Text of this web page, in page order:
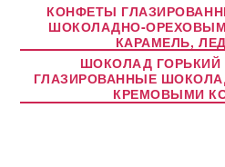
КОНФЕТЫ
ШОКОЛАДНО-
КАРАМЕЛЬ,
ШОКОЛАД
ГЛАЗИРОВАННЫЕ
КРЕМОВЫМИ